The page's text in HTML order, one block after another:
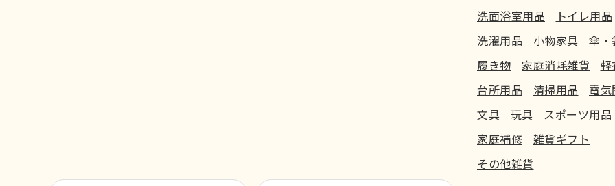
洗面浴室用品
トイレ用品
洗濯用品
小物家具
傘・
履き物
家庭消耗雑貨
軽
台所用品
清掃用品
電気
文具
玩具
スポーツ用品
家庭補修
雑貨ギフト
その他雑貨